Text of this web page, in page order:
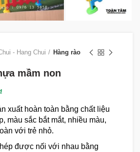
- Hang Chui Hàng rào
mầm non
xuất hoàn toàn bằng chất liệu
màu sắc bắt mắt, nhiều màu,
với trẻ nhỏ.
được nối với nhau bằng